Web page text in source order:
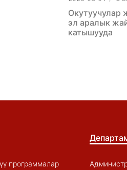
Окутуучулар
эл аралык
катышууда
программалар